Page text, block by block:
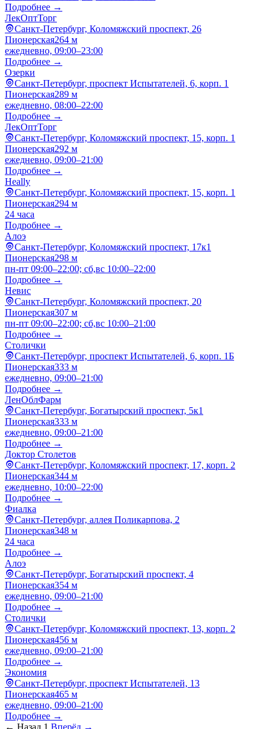
Подробнее →
ЛекОптТорг
Санкт-Петербург, Коломяжский проспект, 26
Пионерская264 м
ежедневно, 09:00–23:00
Подробнее →
Озерки
Санкт-Петербург, проспект Испытателей, 6, корп. 1
Пионерская289 м
ежедневно, 08:00–22:00
Подробнее →
ЛекОптТорг
Санкт-Петербург, Коломяжский проспект, 15, корп. 1
Пионерская292 м
ежедневно, 09:00–21:00
Подробнее →
Heally
Санкт-Петербург, Коломяжский проспект, 15, корп. 1
Пионерская294 м
24 часа
Подробнее →
Алоэ
Санкт-Петербург, Коломяжский проспект, 17к1
Пионерская298 м
пн-пт 09:00–22:00; сб,вс 10:00–22:00
Подробнее →
Невис
Санкт-Петербург, Коломяжский проспект, 20
Пионерская307 м
пн-пт 09:00–22:00; сб,вс 10:00–21:00
Подробнее →
Столички
Санкт-Петербург, проспект Испытателей, 6, корп. 1Б
Пионерская333 м
ежедневно, 09:00–21:00
Подробнее →
ЛенОблФарм
Санкт-Петербург, Богатырский проспект, 5к1
Пионерская333 м
ежедневно, 09:00–21:00
Подробнее →
Доктор Столетов
Санкт-Петербург, Коломяжский проспект, 17, корп. 2
Пионерская344 м
ежедневно, 10:00–22:00
Подробнее →
Фиалка
Санкт-Петербург, аллея Поликарпова, 2
Пионерская348 м
24 часа
Подробнее →
Алоэ
Санкт-Петербург, Богатырский проспект, 4
Пионерская354 м
ежедневно, 09:00–21:00
Подробнее →
Столички
Санкт-Петербург, Коломяжский проспект, 13, корп. 2
Пионерская456 м
ежедневно, 09:00–21:00
Подробнее →
Экономия
Санкт-Петербург, проспект Испытателей, 13
Пионерская465 м
ежедневно, 09:00–21:00
Подробнее →
← Назад 1 Вперёд →